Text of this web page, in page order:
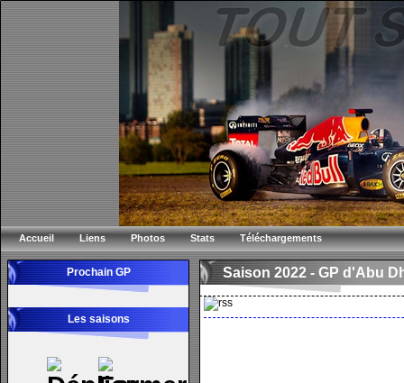
Accueil Liens Photos Stats Téléchargements
Prochain GP
Les saisons
Saison 2022 - GP d'Abu